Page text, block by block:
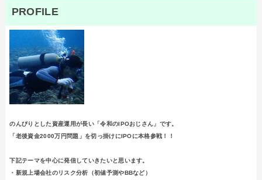
PROFILE
のんびりとした資産運用が長い「令和のIPOおじさん」です。
「老後資金2000万円問題」を切っ掛けにIPOに本格参戦！！
下記テーマを中心に発信していきたいと思います。
・新規上場会社のリスク分析（初値予測やBBなど）